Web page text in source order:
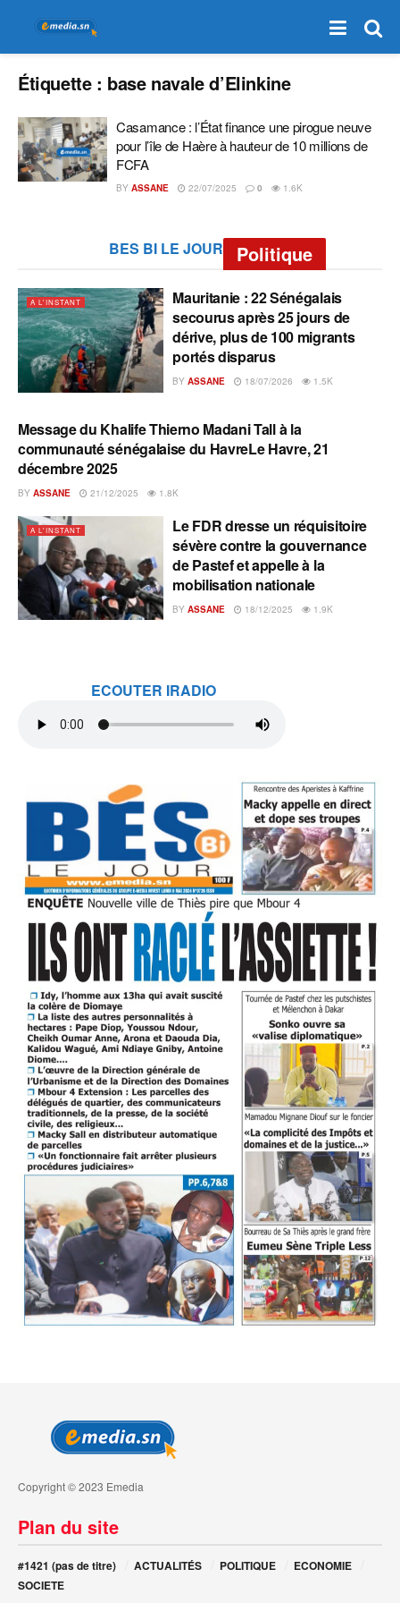
Étiquette : base navale d’Elinkine
Casamance : l’État finance une pirogue neuve
pour l’île de Haère à hauteur de 10 millions de
FCFA
BY ASSANE 22/07/2025 0 1.6K
BES BI LE JOUR Politique
A L'INSTANT
Mauritanie : 22 Sénégalais
secourus après 25 jours de
dérive, plus de 100 migrants
portés disparus
BY ASSANE 18/07/2026 1.5K
A L'INSTANT
Message du Khalife Thierno Madani Tall à la
communauté sénégalaise du HavreLe Havre, 21
décembre 2025
BY ASSANE 21/12/2025 1.8K
A L'INSTANT
Le FDR dresse un réquisitoire
sévère contre la gouvernance
de Pastef et appelle à la
mobilisation nationale
BY ASSANE 18/12/2025 1.9K
ECOUTER IRADIO
Copyright © 2023 Emedia
Plan du site
#1421 (pas de titre) ACTUALITÉS POLITIQUE
ECONOMIE
SOCIETE